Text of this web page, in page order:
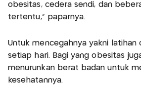
obesitas, cedera sendi, dan
tertentu," paparnya.
Untuk mencegahnya yakni latihan
setiap hari. Bagi yang obesitas
menurunkan berat badan untuk
kesehatannya.